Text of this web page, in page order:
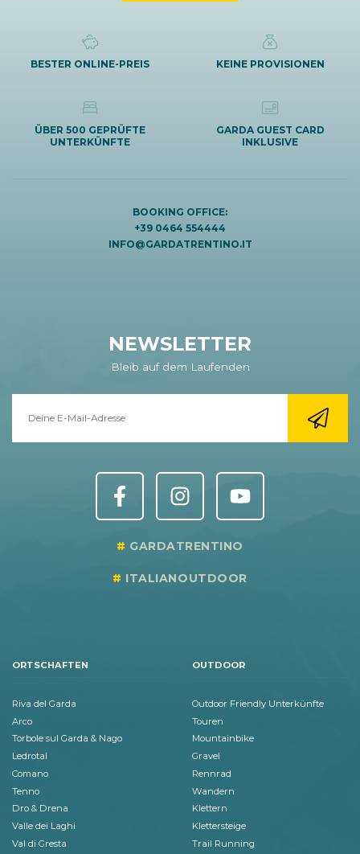
BESTER ONLINE-PREIS KEINE PROVISIONEN
ÜBER 500 GEPRÜFTE
UNTERKÜNFTE
GARDA GUEST CARD
INKLUSIVE
BOOKING OFFICE:
+39 0464 554444
INFO@GARDATRENTINO.IT
NEWSLETTER
Bleib auf dem Laufenden
GARDATRENTINO
ITALIANOUTDOOR
ORTSCHAFTEN
Riva del Garda
Arco
Torbole sul Garda & Nago
Ledrotal
Comano
Tenno
Dro & Drena
Valle dei Laghi
Val di Gresta
OUTDOOR
Outdoor Friendly Unterkünfte
Touren
Mountainbike
Gravel
Rennrad
Wandern
Klettern
Klettersteige
Trail Running